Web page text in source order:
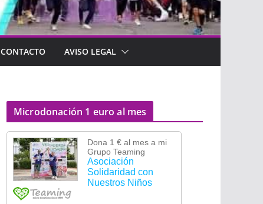
CONTACTO AVISO LEGAL
Microdonación 1 euro al mes